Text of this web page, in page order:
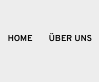
HOME ÜBER UNS